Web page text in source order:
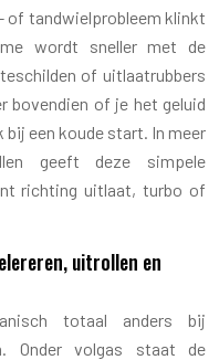
of tandwielprobleem klinkt
wordt sneller met de
of uitlaatrubbers
bovendien of je het geluid
een koude start. In meer
geeft deze simpele
richting uitlaat, turbo of
uitrollen en
totaal anders bij
Onder volgas staat de